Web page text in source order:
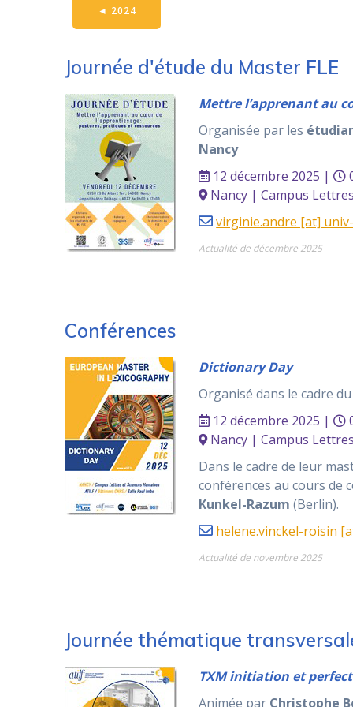
◄ 2024
Journée d'étude du Master FLE
Mettre l’apprenant au
Organisée par les
Nancy
12 décembre 2025 |
Nancy | Campus
virginie.andre [at]
Actualité de décembre 2025
Conférences
Dictionary Day
Organisé dans le cadre
12 décembre 2025 |
Nancy | Campus
Dans le cadre de leur
conférences au cours de
Kunkel-Razum (Berlin).
helene.vinckel-roisin
Actualité de novembre 2025
Journée thématique
TXM initiation et
Animée par Christophe